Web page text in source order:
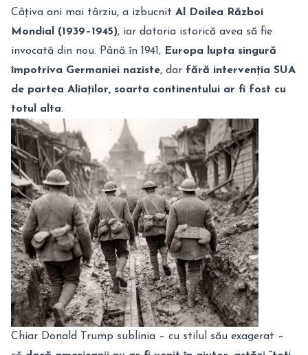
Câțiva ani mai târziu, a izbucnit Al Doilea Război
Mondial (1939–1945), iar datoria istorică avea să fie
invocată din nou. Până în 1941, Europa lupta singură
împotriva Germaniei naziste, dar fără intervenția SUA
de partea Aliaților, soarta continentului ar fi fost cu
totul alta.
Chiar Donald Trump sublinia – cu stilul său exagerat –